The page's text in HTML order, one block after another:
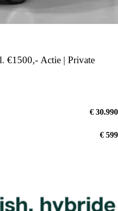
€1500,- Actie | Private
€ 30.990
€ 599